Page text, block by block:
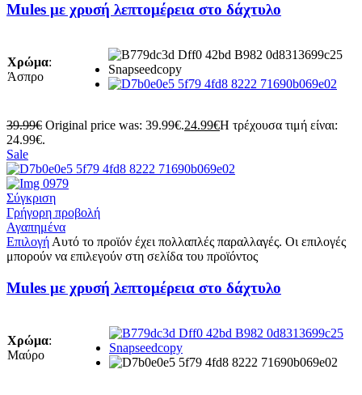
Mules με χρυσή λεπτομέρεια στο δάχτυλο
Χρώμα:
Άσπρο
39.99€ Original price was: 39.99€.24.99€Η τρέχουσα τιμή είναι:
24.99€.
Sale
Σύγκριση
Γρήγορη προβολή
Αγαπημένα
Επιλογή Αυτό το προϊόν έχει πολλαπλές παραλλαγές. Οι επιλογές
μπορούν να επιλεγούν στη σελίδα του προϊόντος
Mules με χρυσή λεπτομέρεια στο δάχτυλο
Χρώμα:
Μαύρο